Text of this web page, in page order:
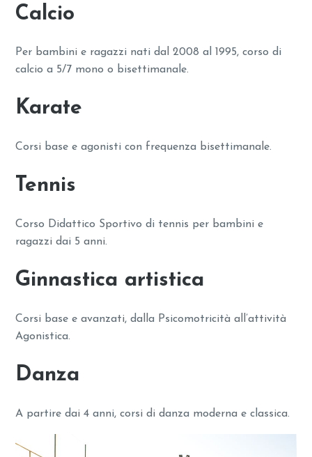
Calcio
Per bambini e ragazzi nati dal 2008 al 1995, corso di
calcio a 5/7 mono o bisettimanale.
Karate
Corsi base e agonisti con frequenza bisettimanale.
Tennis
Corso Didattico Sportivo di tennis per bambini e
ragazzi dai 5 anni.
Ginnastica artistica
Corsi base e avanzati, dalla Psicomotricità all’attività
Agonistica.
Danza
A partire dai 4 anni, corsi di danza moderna e classica.